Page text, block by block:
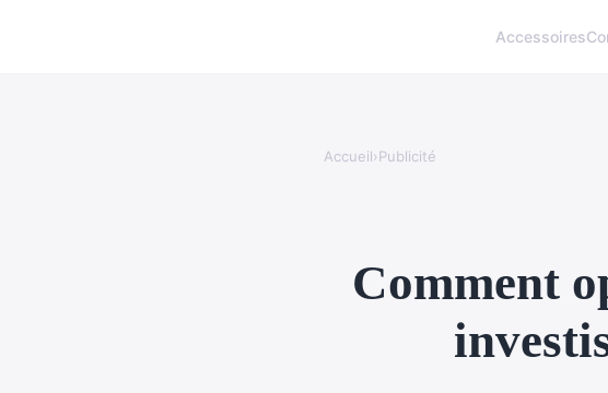
Accessoires
Accueil›Publicité
Comment